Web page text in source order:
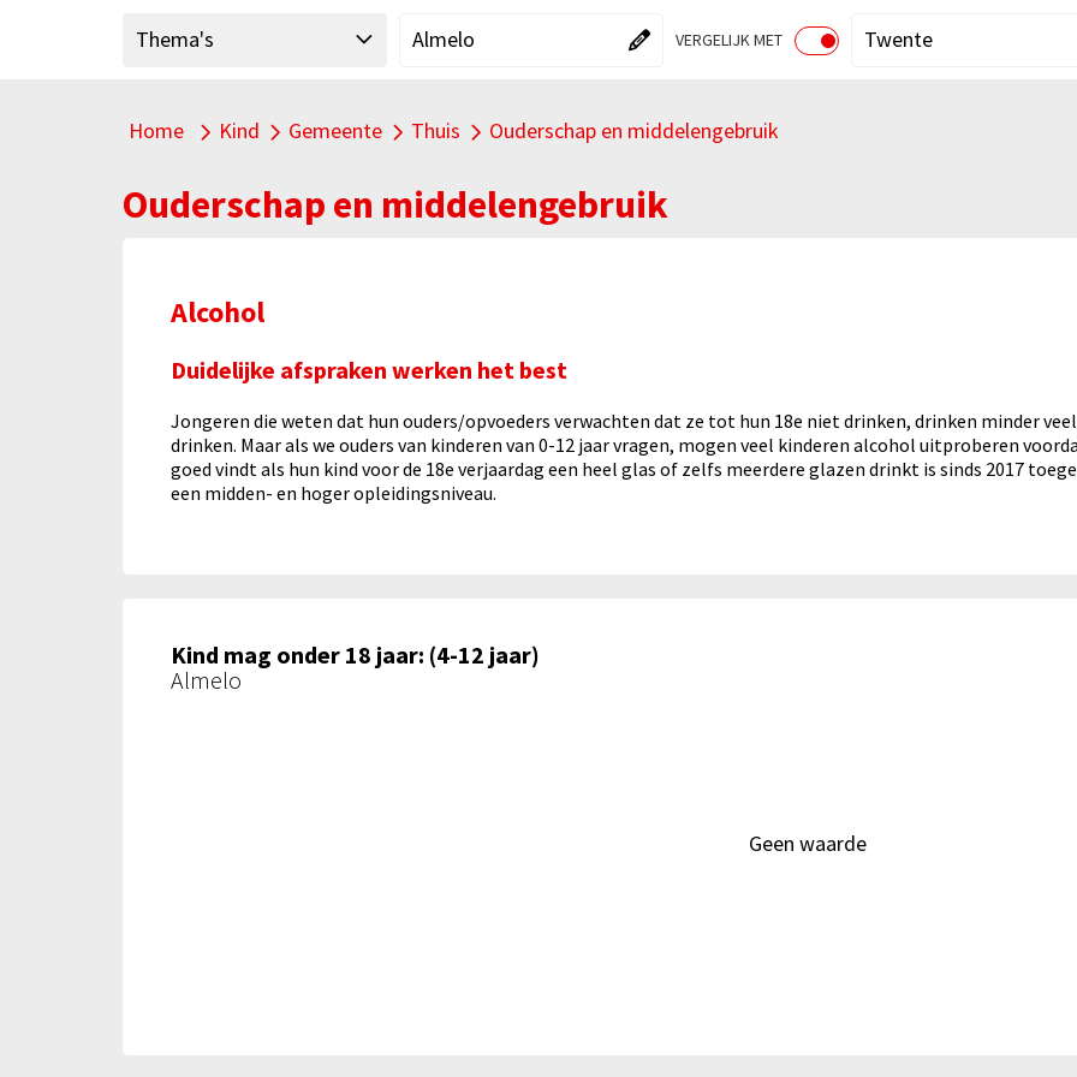
Thema's
"Kies een gebied"
"Huidige gebied":
Almelo VERGELIJK MET AAN
UIT
"Kies een
"Huidige
Twente
Home Alle thema's
Kind Alle thema's binnen Kind
Gemeente Alle thema's binnen Gemeente
Thuis Alle thema's binnen Thuis
Ouderschap en middelengebruik
Ouderschap en middelengebruik
Alcohol
Duidelijke afspraken werken het best
Jongeren die weten dat hun ouders/opvoeders verwachten dat ze tot hun 18e niet drinken, drinken minder
drinken. Maar als we ouders van kinderen van 0-12 jaar vragen, mogen veel kinderen alcohol uitproberen
goed vindt als hun kind voor de 18e verjaardag een heel glas of zelfs meerdere glazen drinkt is sinds 2017
een midden- en hoger opleidingsniveau.
Kind mag onder 18 jaar: (4-12 jaar)
Almelo
Geen waarde